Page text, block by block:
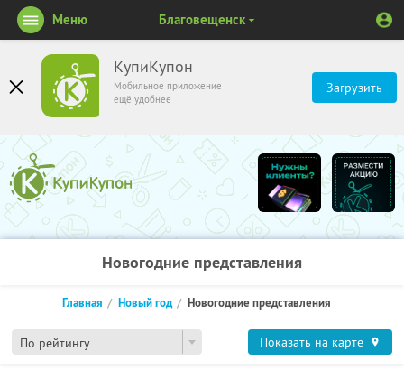
КупиКупон
Мобильное приложение
ещё удобнее
Загрузить
Меню Благовещенск
Новогодние представления
По рейтингу
Главная Новый год Новогодние представления
Показать на карте